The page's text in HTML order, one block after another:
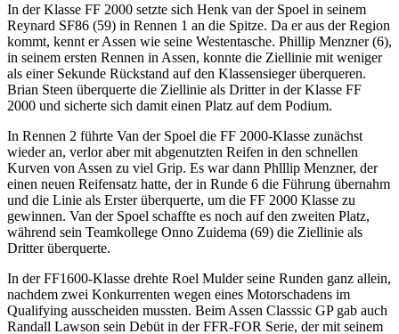
In der Klasse FF 2000 setzte sich Henk van der Spoel in seinem
Reynard SF86 (59) in Rennen 1 an die Spitze. Da er aus der Region
kommt, kennt er Assen wie seine Westentasche. Phillip Menzner (6),
in seinem ersten Rennen in Assen, konnte die Ziellinie mit weniger
als einer Sekunde Rückstand auf den Klassensieger überqueren.
Brian Steen überquerte die Ziellinie als Dritter in der Klasse FF
2000 und sicherte sich damit einen Platz auf dem Podium.
In Rennen 2 führte Van der Spoel die FF 2000-Klasse zunächst
wieder an, verlor aber mit abgenutzten Reifen in den schnellen
Kurven von Assen zu viel Grip. Es war dann Phlllip Menzner, der
einen neuen Reifensatz hatte, der in Runde 6 die Führung übernahm
und die Linie als Erster überquerte, um die FF 2000 Klasse zu
gewinnen. Van der Spoel schaffte es noch auf den zweiten Platz,
während sein Teamkollege Onno Zuidema (69) die Ziellinie als
Dritter überquerte.
In der FF1600-Klasse drehte Roel Mulder seine Runden ganz allein,
nachdem zwei Konkurrenten wegen eines Motorschadens im
Qualifying ausscheiden mussten. Beim Assen Classsic GP gab auch
Randall Lawson sein Debüt in der FFR-FOR Serie, der mit seinem